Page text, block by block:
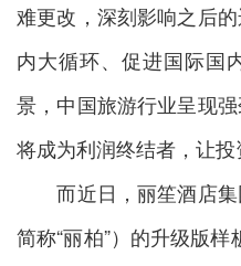
难更改，深刻影响之后
内大循环、促进国际国
景，中国旅游行业呈现
将成为利润终结者，让
而近日，丽笙酒店集
简称“丽柏”）的升级版样